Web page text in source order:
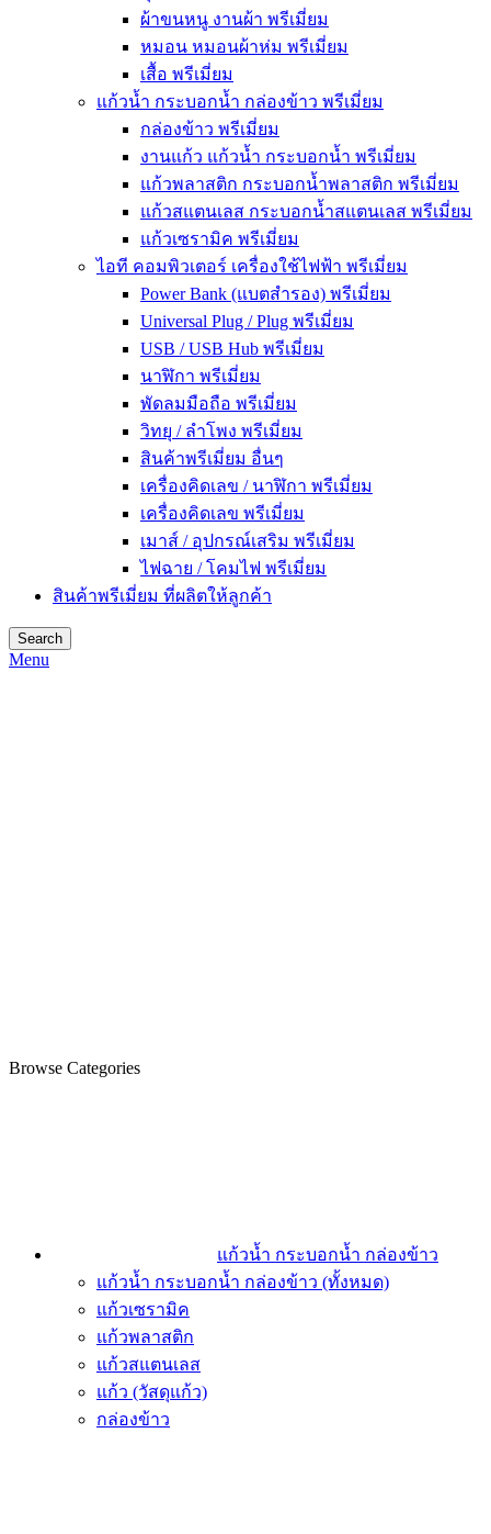
ผ้าขนหนู งานผ้า พรีเมี่ยม
หมอน หมอนผ้าห่ม พรีเมี่ยม
เสื้อ พรีเมี่ยม
แก้วน้ำ กระบอกน้ำ กล่องข้าว พรีเมี่ยม
กล่องข้าว พรีเมี่ยม
งานแก้ว แก้วน้ำ กระบอกน้ำ พรีเมี่ยม
แก้วพลาสติก กระบอกน้ำพลาสติก พรีเมี่ยม
แก้วสแตนเลส กระบอกน้ำสแตนเลส พรีเมี่ยม
แก้วเซรามิค พรีเมี่ยม
ไอที คอมพิวเตอร์ เครื่องใช้ไฟฟ้า พรีเมี่ยม
Power Bank (แบตสำรอง) พรีเมี่ยม
Universal Plug / Plug พรีเมี่ยม
USB / USB Hub พรีเมี่ยม
นาฬิกา พรีเมี่ยม
พัดลมมือถือ พรีเมี่ยม
วิทยุ / ลำโพง พรีเมี่ยม
สินค้าพรีเมี่ยม อื่นๆ
เครื่องคิดเลข / นาฬิกา พรีเมี่ยม
เครื่องคิดเลข พรีเมี่ยม
เมาส์ / อุปกรณ์เสริม พรีเมี่ยม
ไฟฉาย / โคมไฟ พรีเมี่ยม
สินค้าพรีเมี่ยม ที่ผลิตให้ลูกค้า
Search
Menu
Browse Categories
แก้วน้ำ กระบอกน้ำ กล่องข้าว
แก้วน้ำ กระบอกน้ำ กล่องข้าว (ทั้งหมด)
แก้วเซรามิค
แก้วพลาสติก
แก้วสแตนเลส
แก้ว (วัสดุแก้ว)
กล่องข้าว